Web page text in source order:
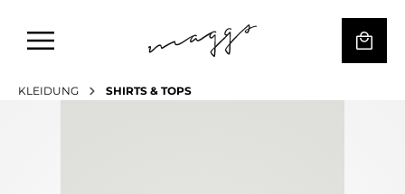
KLEIDUNG SHIRTS & TOPS